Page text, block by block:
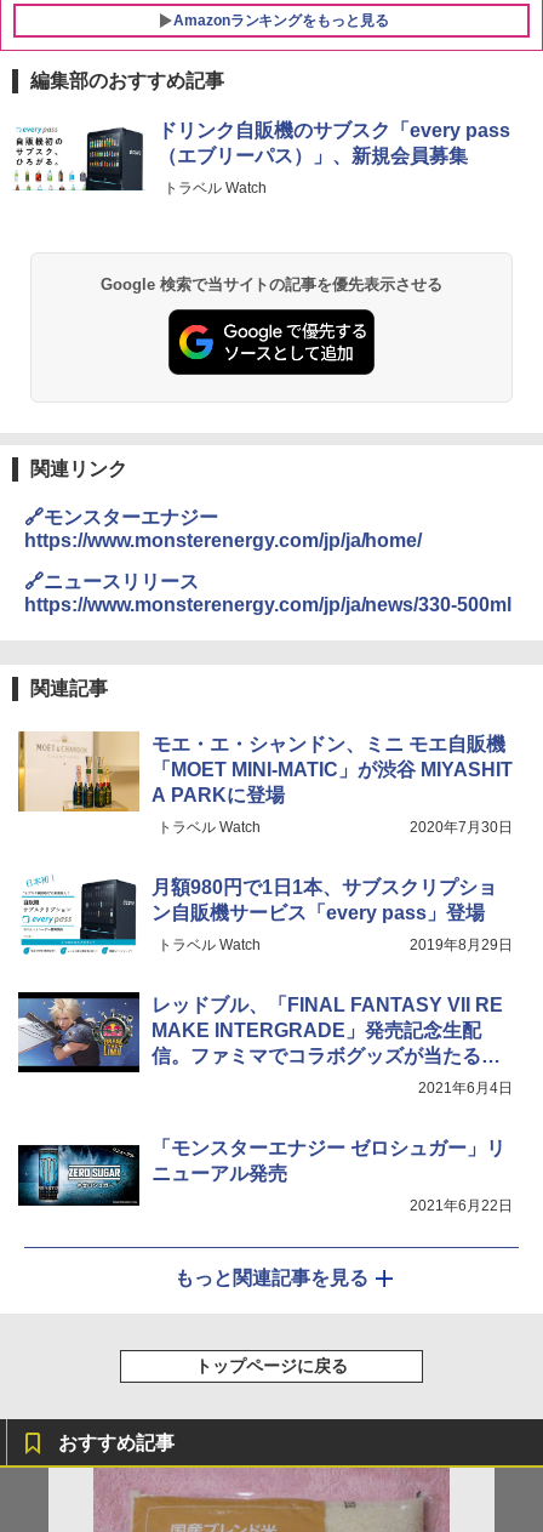
Amazonランキングをもっと見る
編集部のおすすめ記事
ドリンク自販機のサブスク「every pass
（エブリーパス）」、新規会員募集
トラベル Watch
Google 検索で当サイトの記事を優先表示させる
関連リンク
🔗モンスターエナジー
https://www.monsterenergy.com/jp/ja/home/
🔗ニュースリリース
https://www.monsterenergy.com/jp/ja/news/330-500ml
関連記事
モエ・エ・シャンドン、ミニ モエ自販機
「MOET MINI-MATIC」が渋谷 MIYASHIT
A PARKに登場
トラベル Watch 2020年7月30日
月額980円で1日1本、サブスクリプショ
ン自販機サービス「every pass」登場
トラベル Watch 2019年8月29日
レッドブル、「FINAL FANTASY VII RE
MAKE INTERGRADE」発売記念生配
信。ファミマでコラボグッズが当たるキ
2021年6月4日
「モンスターエナジー ゼロシュガー」リ
ニューアル発売
2021年6月22日
もっと関連記事を見る
トップページに戻る
おすすめ記事